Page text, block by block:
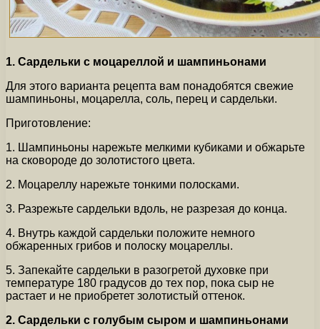
1. Сардельки с моцареллой и шампиньонами
Для этого варианта рецепта вам понадобятся свежие
шампиньоны, моцарелла, соль, перец и сардельки.
Приготовление:
1. Шампиньоны нарежьте мелкими кубиками и обжарьте
на сковороде до золотистого цвета.
2. Моцареллу нарежьте тонкими полосками.
3. Разрежьте сардельки вдоль, не разрезая до конца.
4. Внутрь каждой сардельки положите немного
обжаренных грибов и полоску моцареллы.
5. Запекайте сардельки в разогретой духовке при
температуре 180 градусов до тех пор, пока сыр не
растает и не приобретет золотистый оттенок.
2. Сардельки с голубым сыром и шампиньонами